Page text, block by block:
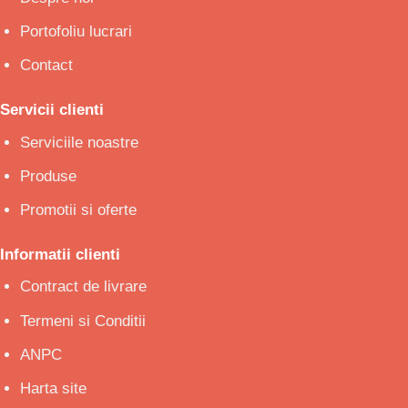
Portofoliu lucrari
Contact
Servicii clienti
Serviciile noastre
Produse
Promotii si oferte
Informatii clienti
Contract de livrare
Termeni si Conditii
ANPC
Harta site